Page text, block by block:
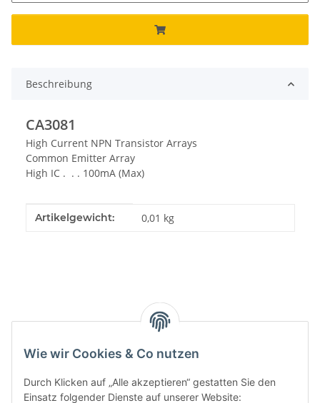
Wie wir Cookies & Co nutzen
Durch Klicken auf „Alle akzeptieren“ gestatten Sie den
Einsatz folgender Dienste auf unserer Website:
Beschreibung
CA3081
High Current NPN Transistor Arrays
Common Emitter Array
High IC . . . 100mA (Max)
Produkteigenschaft
Wert
Artikelgewicht: 0,01 kg
Kategorien